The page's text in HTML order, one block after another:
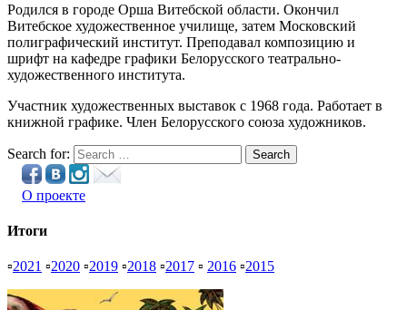
Родился в городе Орша Витебской области. Окончил
Витебское художественное училище, затем Московский
полиграфический институт. Преподавал композицию и
шрифт на кафедре графики Белорусского театрально-
художественного института.
Участник художественных выставок с 1968 года. Работает в
книжной графике. Член Белорусского союза художников.
Search for: Search
О проекте
Итоги
▫2021 ▫2020 ▫2019 ▫2018 ▫2017 ▫ 2016 ▫2015